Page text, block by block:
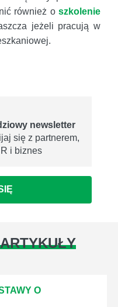
również o szkolenie
jeżeli pracują w
newsletter
się z partnerem,
i biznes
O